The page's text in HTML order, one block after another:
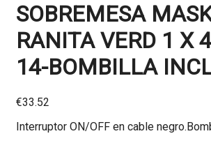
SOBREMESA
RANITA VERD 1 X
14-BOMBILLA
€33.52
Interruptor ON/OFF en cable